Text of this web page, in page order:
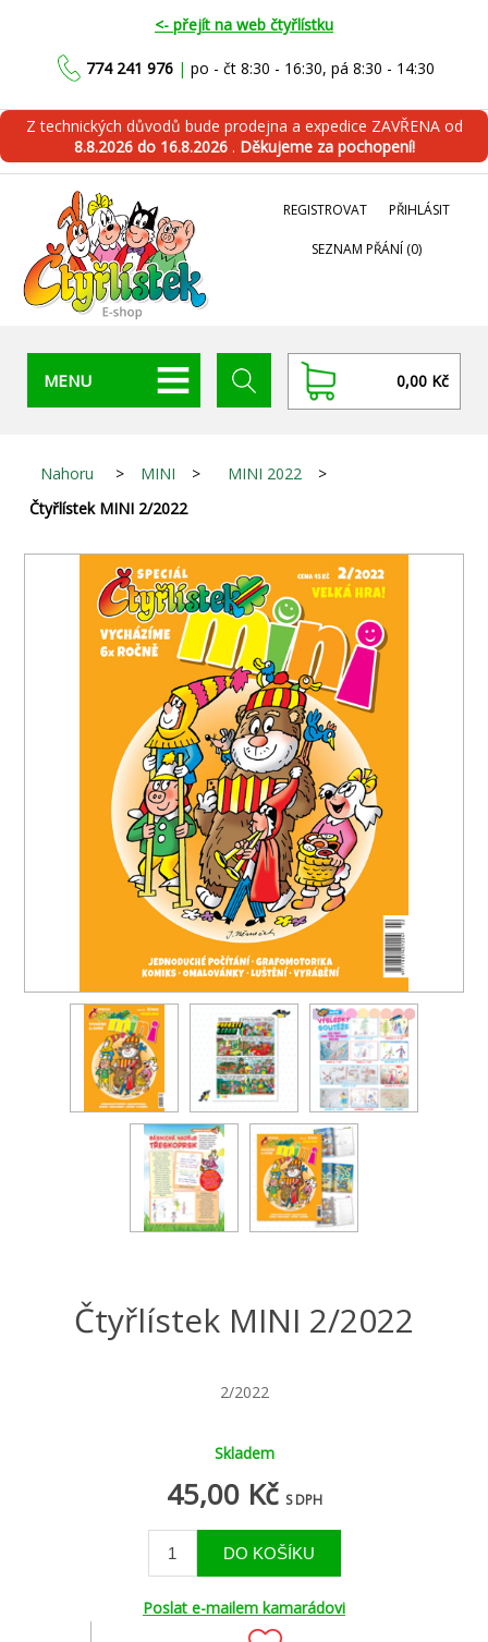
<- přejít na web čtyřlístku
774 241 976 | po - čt 8:30 - 16:30, pá 8:30 - 14:30
Z technických důvodů bude prodejna a expedice ZAVŘENA od
8.8.2026 do 16.8.2026 . Děkujeme za pochopení!
REGISTROVAT PŘIHLÁSIT
SEZNAM PŘÁNÍ (0)
MENU 0,00 Kč
Nahoru > MINI > MINI 2022
>
Čtyřlístek MINI 2/2022
Čtyřlístek MINI 2/2022
2/2022
Skladem
45,00 Kč S DPH
Poslat e-mailem kamarádovi